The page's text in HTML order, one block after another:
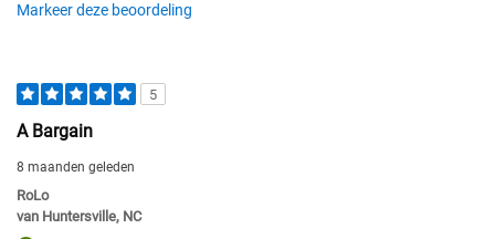
Markeer deze beoordeling
5
A Bargain
8 maanden geleden
RoLo
van Huntersville, NC